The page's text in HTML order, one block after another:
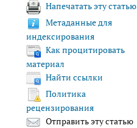
Напечатать эту статью
Метаданные для
индексирования
Как процитировать
материал
Найти ссылки
Политика
рецензирования
Отправить эту статью